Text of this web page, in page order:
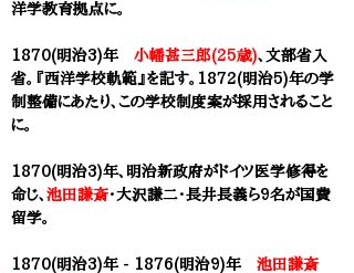
洋学教育拠点に。
1870(明治3)年 小幡甚三郎(25歳)、 文部省 入
省。『西洋学校軌範』を記す。1872(明治5)年の学
制整備にあたり、この学校制度案が採用されること
に。
1870(明治3)年、明治新政府がドイツ医学修得を
命じ、 池田謙斎・大沢謙二・長井長義ら9名が国費
留学。
1870(明治3)年 - 1876(明治9)年
池田謙斎